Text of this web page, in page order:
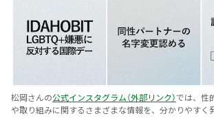
松岡さんの公式インスタグラム（外部リンク）では、性
や取り組みに関するさまざまな情報を、分かりやすく